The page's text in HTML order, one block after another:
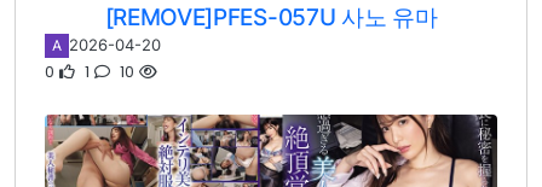
[REMOVE]PFES-057U 사노 유마
A 2026-04-20
0 1 10